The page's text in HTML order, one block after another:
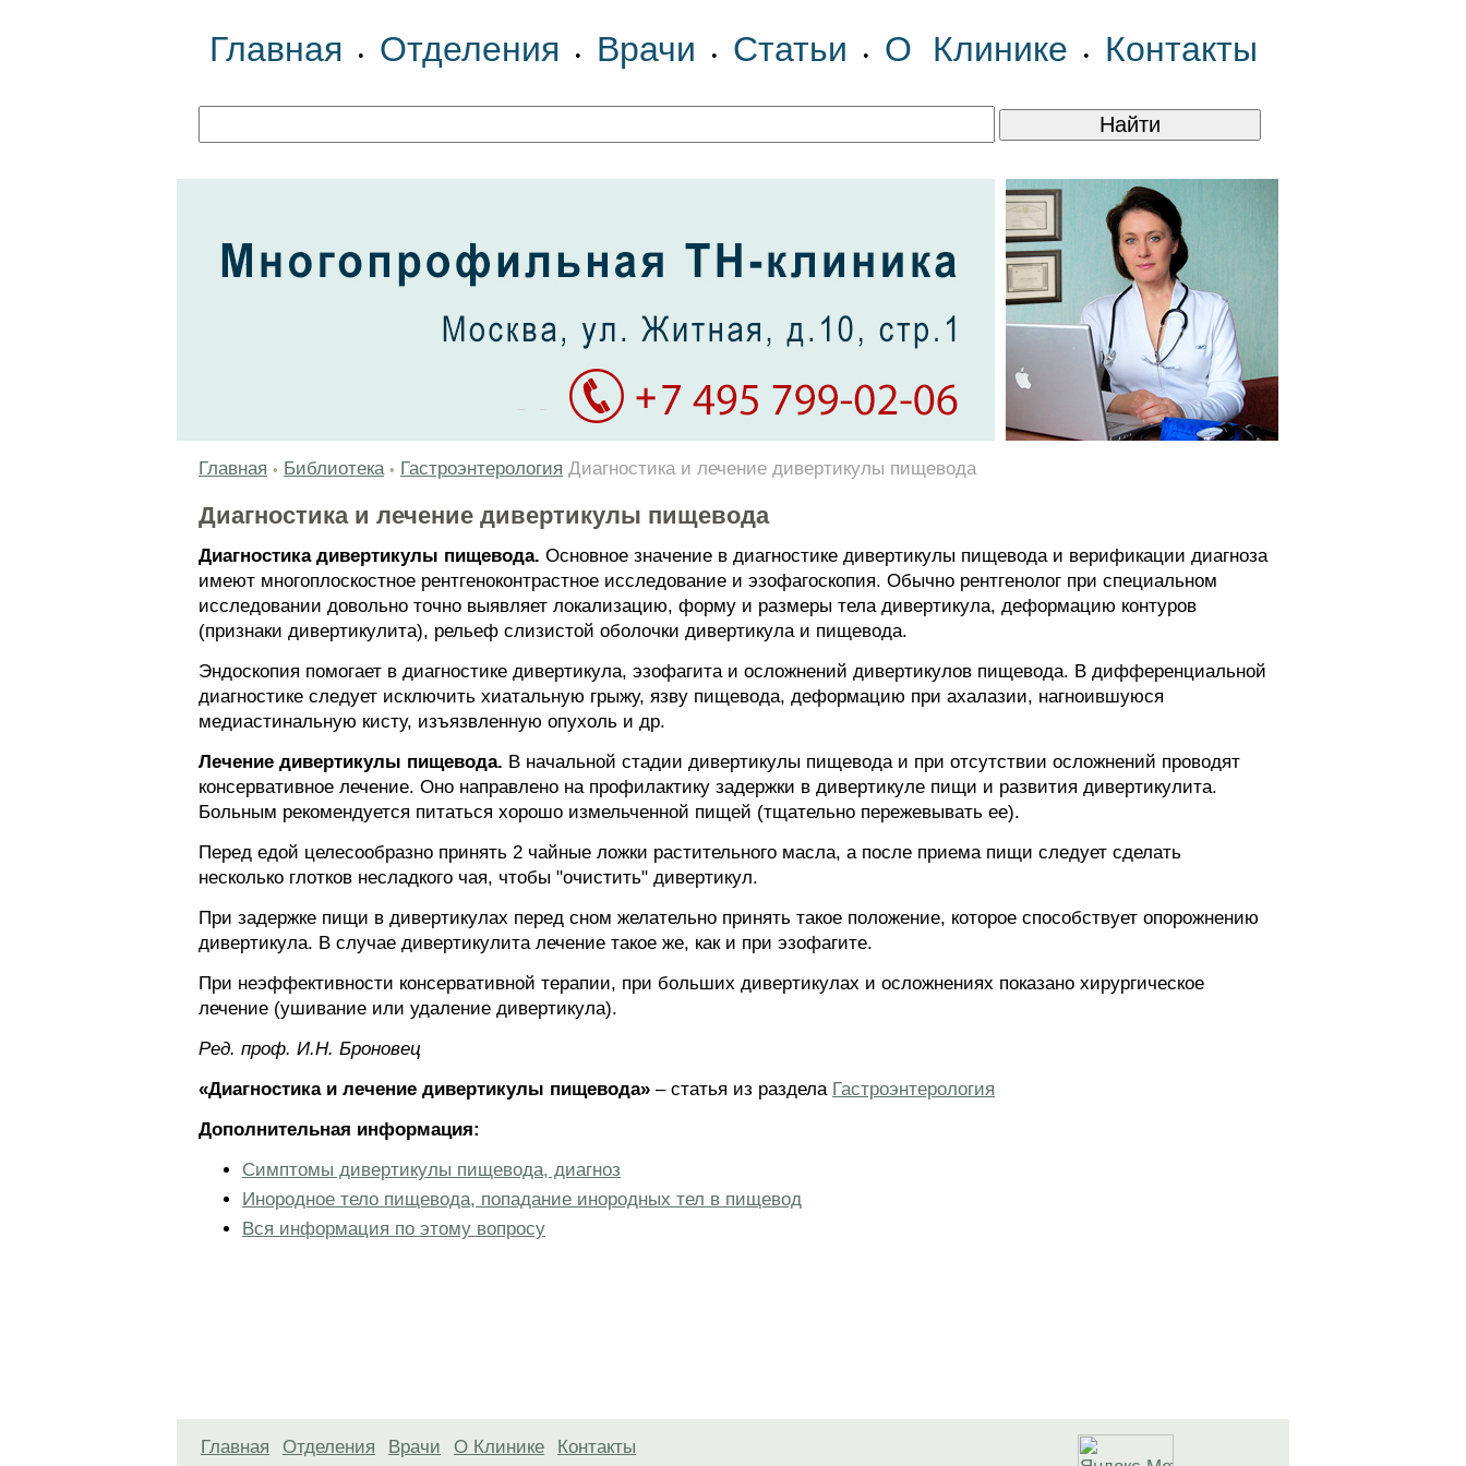
Главная • Отделения • Врачи • Статьи • О Клинике • Контакты
Главная • Библиотека • Гастроэнтерология Диагностика и лечение дивертикулы пищевода
Диагностика и лечение дивертикулы пищевода
Диагностика дивертикулы пищевода. Основное значение в диагностике дивертикулы пищевода и верификации диагноза
имеют многоплоскостное рентгеноконтрастное исследование и эзофагоскопия. Обычно рентгенолог при специальном
исследовании довольно точно выявляет локализацию, форму и размеры тела дивертикула, деформацию контуров
(признаки дивертикулита), рельеф слизистой оболочки дивертикула и пищевода.
Эндоскопия помогает в диагностике дивертикула, эзофагита и осложнений дивертикулов пищевода. В дифференциальной
диагностике следует исключить хиатальную грыжу, язву пищевода, деформацию при ахалазии, нагноившуюся
медиастинальную кисту, изъязвленную опухоль и др.
Лечение дивертикулы пищевода. В начальной стадии дивертикулы пищевода и при отсутствии осложнений проводят
консервативное лечение. Оно направлено на профилактику задержки в дивертикуле пищи и развития дивертикулита.
Больным рекомендуется питаться хорошо измельченной пищей (тщательно пережевывать ее).
Перед едой целесообразно принять 2 чайные ложки растительного масла, а после приема пищи следует сделать
несколько глотков несладкого чая, чтобы "очистить" дивертикул.
При задержке пищи в дивертикулах перед сном желательно принять такое положение, которое способствует опорожнению
дивертикула. В случае дивертикулита лечение такое же, как и при эзофагите.
При неэффективности консервативной терапии, при больших дивертикулах и осложнениях показано хирургическое
лечение (ушивание или удаление дивертикула).
Ред. проф. И.Н. Броновец
«Диагностика и лечение дивертикулы пищевода» – статья из раздела Гастроэнтерология
Дополнительная информация:
Симптомы дивертикулы пищевода, диагноз
Инородное тело пищевода, попадание инородных тел в пищевод
Вся информация по этому вопросу
Главная Отделения Врачи О Клинике Контакты